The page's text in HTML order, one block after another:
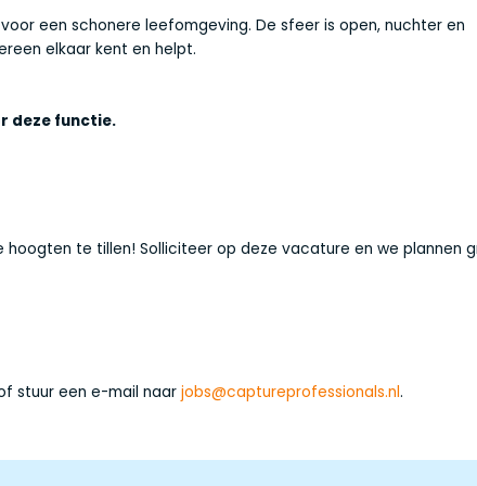
een schonere leefomgeving. De sfeer is open, nuchter en
elkaar kent en helpt.
deze functie.
hoogten te tillen! Solliciteer op deze vacature en we plannen
stuur een e-mail naar jobs@captureprofessionals.nl.